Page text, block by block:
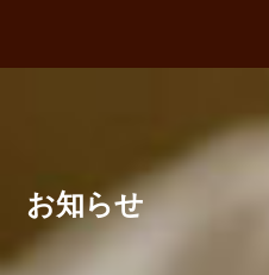
お知らせ